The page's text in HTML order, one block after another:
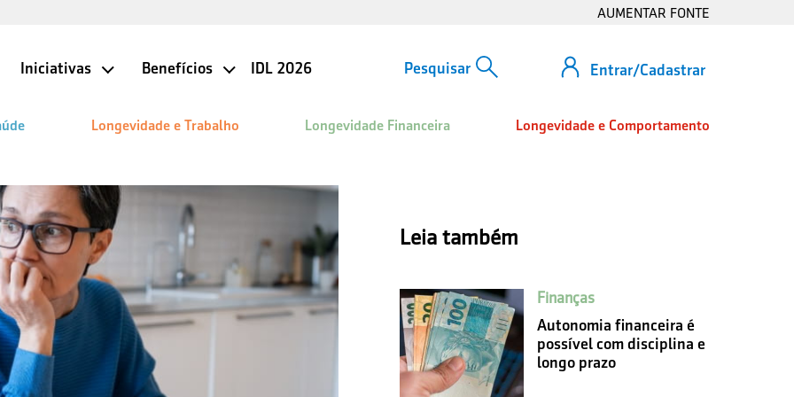
AUMENTAR FONTE
Entrar/Cadastrar
Iniciativas Benefícios IDL 2026
Longevidade e Trabalho Longevidade Financeira Longevidade e Comportamento
Leia também
Finanças
Autonomia financeira é
possível com disciplina e
longo prazo